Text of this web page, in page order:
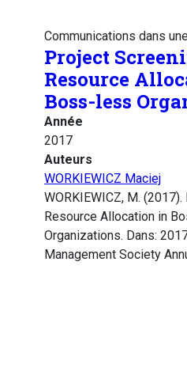
Communications dans
Project
Resource
Boss-less
Année
2017
Auteurs
WORKIEWICZ Maciej
WORKIEWICZ, M.
Resource Allocation in
Organizations. Dans:
Management Society